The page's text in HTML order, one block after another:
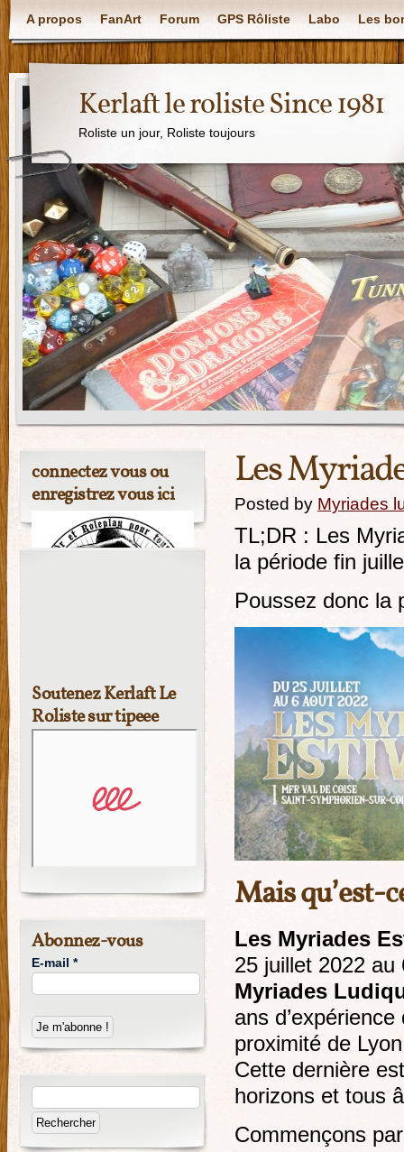
A propos FanArt Forum GPS Rôliste Labo Les
Kerlaft le roliste Since 1981
Roliste un jour, Roliste toujours
Les
Posted by Myriades
TL;DR : Les
la période fin
Poussez donc la
Mais qu’est-
Les Myriades
25 juillet 2022 au
Myriades
ans
proximité de
Cette dernière
horizons et tous
Commençons
connectez vous ou
enregistrez vous ici
Soutenez Kerlaft Le
Roliste sur tipeee
Abonnez-vous
E-mail *